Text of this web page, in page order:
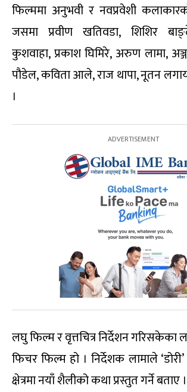
फिल्ममा अनुभवी र नवप्रवेशी
जसमा प्रवीण खतिवडा, शिशिर
कुशवाहा, प्रकाश घिमिरे, अरुण लामा,
पौडेल, कविता आले, राज थापा, नूतन
।
लघु फिल्म र वृत्तचित्र निर्देशन गरिसकेका
फिचर फिल्म हो । निर्देशक लामाले
क्षेत्रमा नयाँ शैलीको कथा प्रस्तुत गर्ने बताए ।